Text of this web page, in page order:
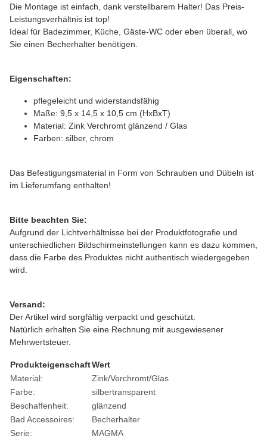
Die Montage ist einfach, dank verstellbarem Halter! Das Preis-
Leistungsverhältnis ist top!
Ideal für Badezimmer, Küche, Gäste-WC oder eben überall, wo
Sie einen Becherhalter benötigen.
Eigenschaften:
pflegeleicht und widerstandsfähig
Maße: 9,5 x 14,5 x 10,5 cm (HxBxT)
Material: Zink Verchromt glänzend / Glas
Farben: silber, chrom
Das Befestigungsmaterial in Form von Schrauben und Dübeln ist
im Lieferumfang enthalten!
Bitte beachten Sie:
Aufgrund der Lichtverhältnisse bei der Produktfotografie und
unterschiedlichen Bildschirmeinstellungen kann es dazu kommen,
dass die Farbe des Produktes nicht authentisch wiedergegeben
wird.
Versand:
Der Artikel wird sorgfältig verpackt und geschützt.
Natürlich erhalten Sie eine Rechnung mit ausgewiesener
Mehrwertsteuer.
ProdukteigenschaftWert
Material:
Zink/Verchromt/Glas
Farbe:
silbertransparent
Beschaffenheit:
glänzend
Bad Accessoires:
Becherhalter
Serie:
MAGMA